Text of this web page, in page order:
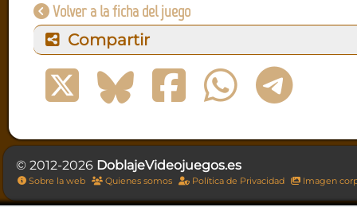
Volver a la ficha del juego
Compartir
© 2012-2026 DoblajeVideojuegos.es
Sobre la web Quienes somos Política de Privacidad Imagen